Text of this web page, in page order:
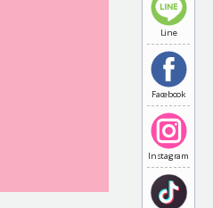
Line
Facebook
Instagram